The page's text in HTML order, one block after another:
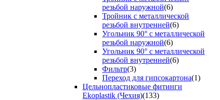
резьбой наружной(6)
Тройник с металлической
резьбой внутренней(6)
Угольник 90° с металлической
резьбой наружной(6)
Угольник 90° с металлической
резьбой внутренней(6)
Фильтр(3)
Переход для гипсокартона(1)
Цельнопластиковые фитинги
Ekoplastik (Чехия)(133)